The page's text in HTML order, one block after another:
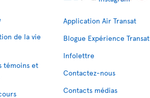
de la vie
témoins et
Application Air Transat
Blogue Expérience Transat
Infolettre
Contactez-nous
Contacts médias